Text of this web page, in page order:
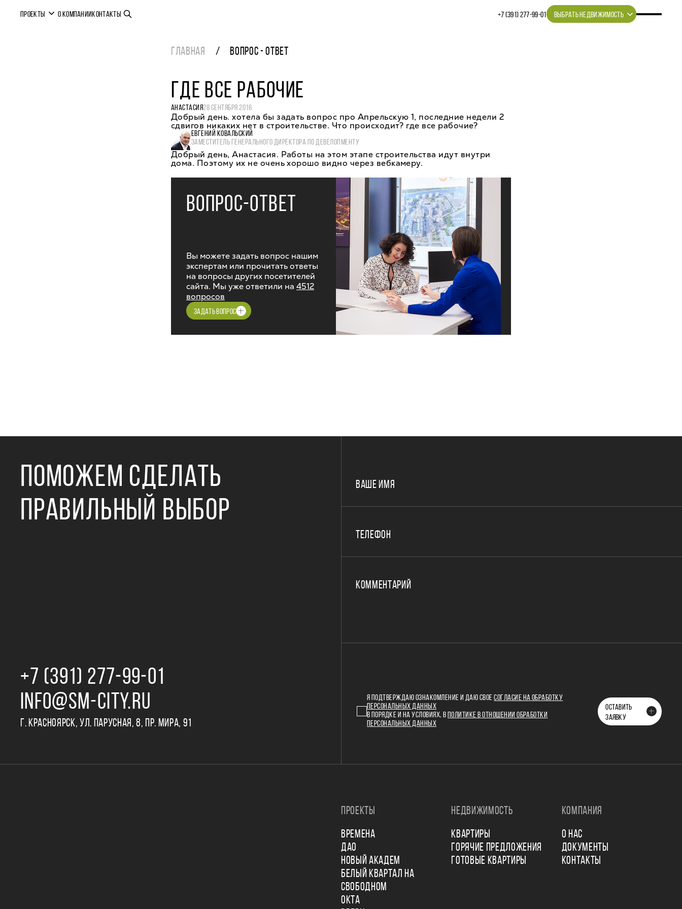
ПРОЕКТЫ О КОМПАНИИКОНТАКТЫ +7 (391) 277‒99‒01 ВЫБРАТЬ НЕДВИЖИМОСТЬ
ГЛАВНАЯ ВОПРОС - ОТВЕТ
ГДЕ ВСЕ РАБОЧИЕ
АНАСТАСИЯ28 СЕНТЯБРЯ 2016
Добрый день. хотела бы задать вопрос про Апрельскую 1, последние недели 2
сдвигов никаких нет в строительстве. Что происходит? где все рабочие?
ЕВГЕНИЙ КОВАЛЬСКИЙ
ЗАМЕСТИТЕЛЬ ГЕНЕРАЛЬНОГО ДИРЕКТОРА ПО ДЕВЕЛОПМЕНТУ
Добрый день, Анастасия. Работы на этом этапе строительства идут внутри
дома. Поэтому их не очень хорошо видно через вебкамеру.
ВОПРОС-ОТВЕТ
Вы можете задать вопрос нашим
экспертам или прочитать ответы
на вопросы других посетителей
сайта. Мы уже ответили на 4512
вопросов
ЗАДАТЬ ВОПРОС
ПОМОЖЕМ СДЕЛАТЬ
ПРАВИЛЬНЫЙ ВЫБОР
+7 (391) 277‒99‒01
INFO@SM-CITY.RU
Г. КРАСНОЯРСК, УЛ. ПАРУСНАЯ, 8, ПР. МИРА, 91
ВАШЕ ИМЯ
ТЕЛЕФОН
КОММЕНТАРИЙ
Я ПОДТВЕРЖДАЮ ОЗНАКОМЛЕНИЕ И ДАЮ СВОЕСОГЛАСИЕ НА ОБРАБОТКУ
ПЕРСОНАЛЬНЫХ ДАННЫХ
В ПОРЯДКЕ И НА УСЛОВИЯХ, В
ПОЛИТИКЕ В ОТНОШЕНИИ ОБРАБОТКИ
ПЕРСОНАЛЬНЫХ ДАННЫХ
ОСТАВИТЬ
ЗАЯВКУ
ПРОЕКТЫ
ВРЕМЕНА
ДАО
НОВЫЙ АКАДЕМ
БЕЛЫЙ КВАРТАЛ НА
СВОБОДНОМ
ОКТА
НЕДВИЖИМОСТЬ
КВАРТИРЫ
ГОРЯЧИЕ ПРЕДЛОЖЕНИЯ
ГОТОВЫЕ КВАРТИРЫ
КОМПАНИЯ
О НАС
ДОКУМЕНТЫ
КОНТАКТЫ